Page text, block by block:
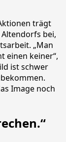
trägt
bei,
„Man
einen keiner“,
ist schwer
Image noch